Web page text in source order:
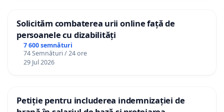
Solicităm combaterea urii online față de
persoanele cu dizabilități
7 600 semnături
74 Semnături / 24 ore
29 Jul 2026
Petiție pentru includerea indemnizației de